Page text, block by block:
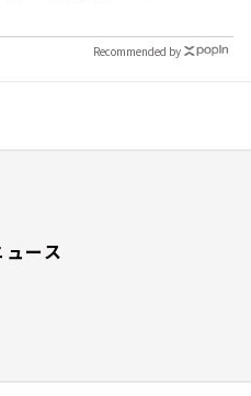
Recommended by
ース